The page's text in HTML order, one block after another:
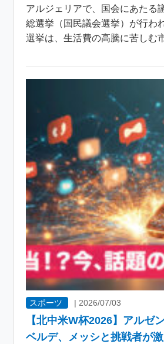
アルジェリアで、国会にあたる
総選挙（国民議会選挙）が行わ
選挙は、生活費の高騰に苦しむ
スポーツ |2026/07/03
【北中米W杯2026】アルゼ
ベルデ、メッシと挑戦者が